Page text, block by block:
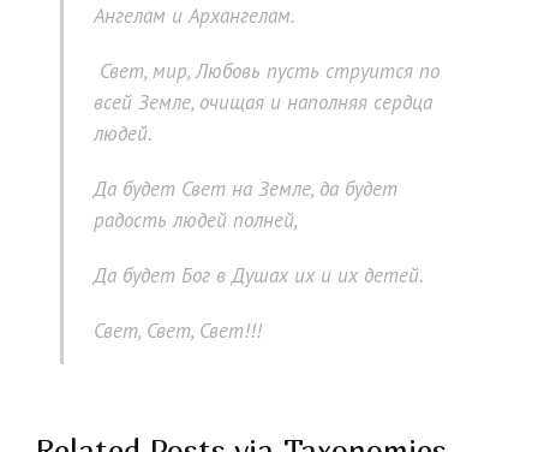
Ангелам и Архангелам.
Свет, мир, Любовь пусть струится по
всей Земле, очищая и наполняя сердца
людей.
Да будет Свет на Земле, да будет
радость людей полней,
Да будет Бог в Душах их и их детей.
Свет, Свет, Свет!!!